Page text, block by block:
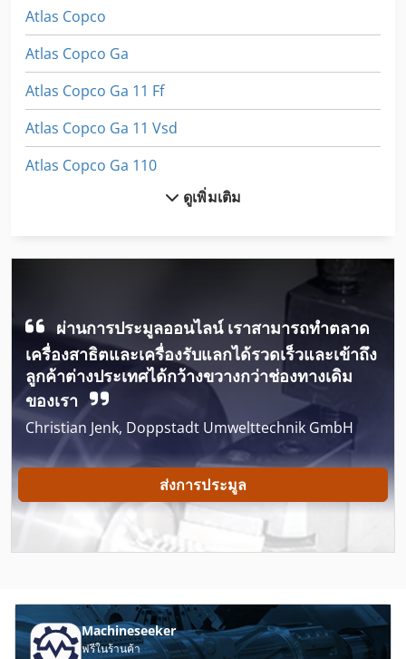
Atlas Copco
Atlas Copco Ga
Atlas Copco Ga 11 Ff
Atlas Copco Ga 11 Vsd
Atlas Copco Ga 110
Atlas Copco Ga 18
Atlas Copco Ga 180 Vsd
Atlas Copco Ga 22
Atlas Copco Ga 22 Ff
Atlas Copco Ga 30
Atlas Copco Ga 30 Vsd
Atlas Copco Ga 37
Atlas Copco Ga 45 Ff
Atlas Copco Ga 55
ดูเพิ่มเติม
ผ่านการประมูลออนไลน์ เราสามารถทำตลาด
เครื่องสาธิตและเครื่องรับแลกได้รวดเร็วและเข้าถึง
ลูกค้าต่างประเทศได้กว้างขวางกว่าช่องทางเดิม
ของเรา
Christian Jenk, Doppstadt Umwelttechnik GmbH
ส่งการประมูล
Machineseeker
ฟรีในร้านค้า